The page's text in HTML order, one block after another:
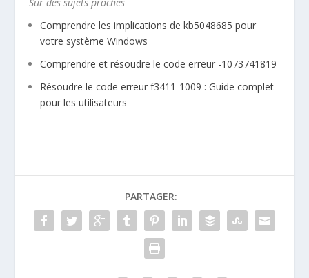
Comprendre les implications de kb5048685 pour
votre système Windows
Comprendre et résoudre le code erreur -1073741819​
Résoudre le code erreur f3411-1009​ : Guide complet
pour les utilisateurs
PARTAGER: